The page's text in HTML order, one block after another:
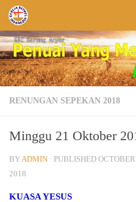
Skip to content
RENUNGAN SEPEKAN 2018
Minggu 21 Oktober
BYADMIN · PUBLISHED
2018
KUASA YESUS